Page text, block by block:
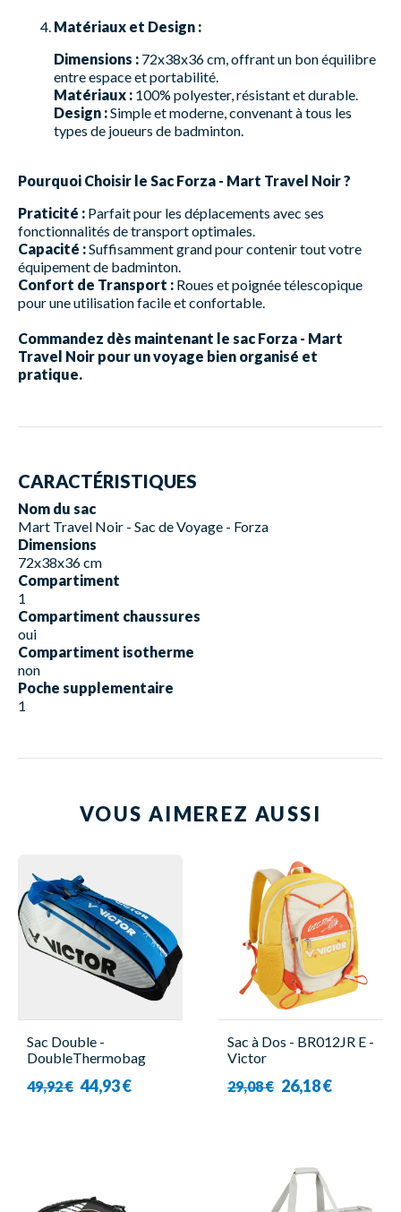
Matériaux et Design :
Dimensions : 72x38x36 cm, offrant un bon équilibre
entre espace et portabilité.
Matériaux : 100% polyester, résistant et durable.
Design :Simple et moderne, convenant à tous les
types de joueurs de badminton.
Pourquoi Choisir le Sac Forza - Mart Travel Noir ?
Praticité : Parfait pour les déplacements avec ses
fonctionnalités de transport optimales.
Capacité :Suffisamment grand pour contenir tout votre
équipement de badminton.
Confort de Transport : Roues et poignée télescopique
pour une utilisation facile et confortable.
Commandez dès maintenant le sac Forza - Mart
Travel Noir pour un voyage bien organisé et
pratique.
CARACTÉRISTIQUES
Nom du sac
Mart Travel Noir - Sac de Voyage - Forza
Dimensions
72x38x36 cm
Compartiment
1
Compartiment chaussures
oui
Compartiment isotherme
non
Poche supplementaire
1
VOUS AIMEREZ AUSSI
Sac Double -
DoubleThermobag
49,92 € 44,93 €
Sac à Dos - BR012JR E -
Victor
29,08 € 26,18 €